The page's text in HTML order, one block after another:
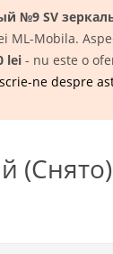
№9 SV
Mobila.
lei - nu este o
scrie-ne despre